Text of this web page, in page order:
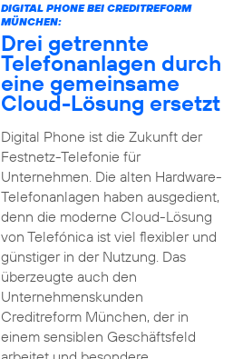
DIGITAL PHONE BEI CREDITREFORM
MÜNCHEN:
Drei getrennte
Telefonanlagen durch
eine gemeinsame
Cloud-Lösung ersetzt
Digital Phone ist die Zukunft der
Festnetz-Telefonie für
Unternehmen. Die alten Hardware-
Telefonanlagen haben ausgedient,
denn die moderne Cloud-Lösung
von Telefónica ist viel flexibler und
günstiger in der Nutzung. Das
überzeugte auch den
Unternehmenskunden
Creditreform München, der in
einem sensiblen Geschäftsfeld